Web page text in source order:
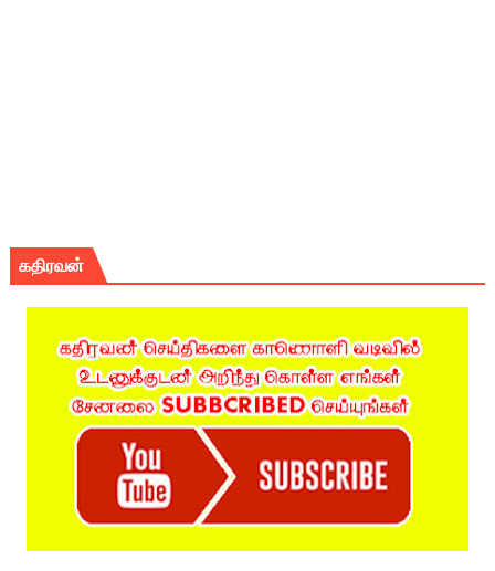
கதிரவன்